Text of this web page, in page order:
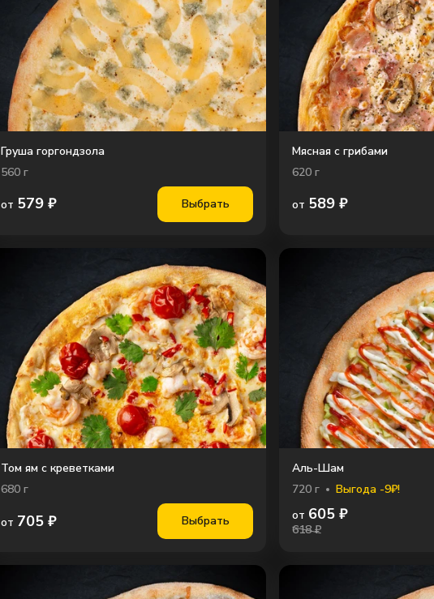
Груша горгондзола
560 г
от 579 ₽ Выбрать
Мясная с грибами
620 г
от 589₽
Том ям с креветками
680 г
от 705 ₽ Выбрать
Аль-Шам
720 г
Выгода -9₽!
от 605₽
618 ₽